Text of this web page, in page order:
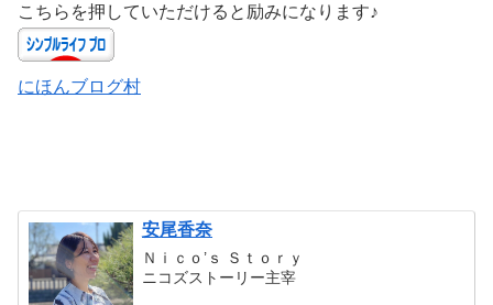
こちらを押していただけると励みになります♪
にほんブログ村
安尾香奈
Ｎｉｃｏ’ｓ Ｓｔｏｒｙ
ニコズストーリー主宰